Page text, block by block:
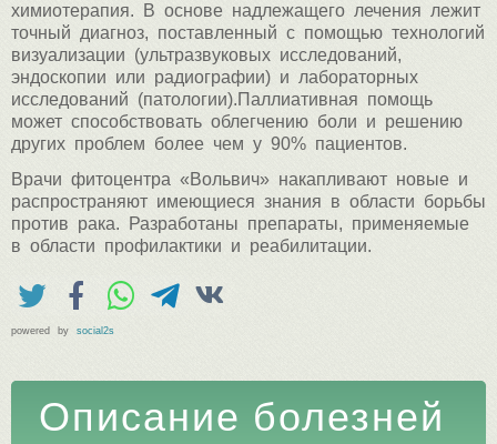
химиотерапия. В основе надлежащего лечения лежит
точный диагноз, поставленный с помощью технологий
визуализации (ультразвуковых исследований,
эндоскопии или радиографии) и лабораторных
исследований (патологии).Паллиативная помощь
может способствовать облегчению боли и решению
других проблем более чем у 90% пациентов.
Врачи фитоцентра «Вольвич» накапливают новые и
распространяют имеющиеся знания в области борьбы
против рака. Разработаны препараты, применяемые
в области профилактики и реабилитации.
powered by social2s
Описание болезней